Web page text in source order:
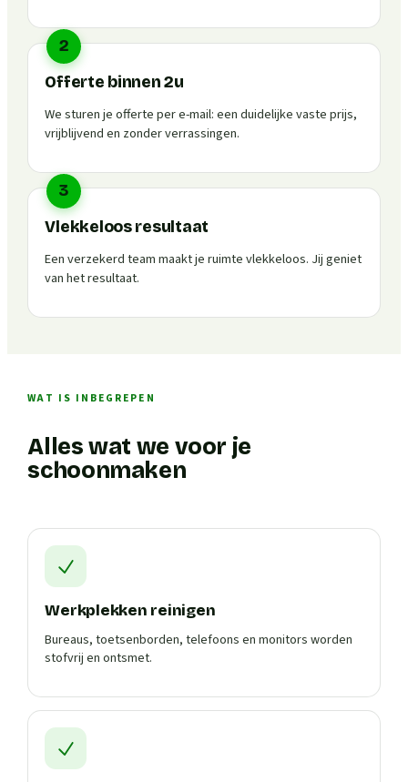
2
Offerte binnen 2u
We sturen je offerte per e-mail: een duidelijke vaste prijs,
vrijblijvend en zonder verrassingen.
3
Vlekkeloos resultaat
Een verzekerd team maakt je ruimte vlekkeloos. Jij geniet
van het resultaat.
WAT IS INBEGREPEN
Alles wat we voor je
schoonmaken
Werkplekken reinigen
Bureaus, toetsenborden, telefoons en monitors worden
stofvrij en ontsmet.